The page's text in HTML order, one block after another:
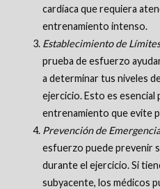
cardíaca que requiera
entrenamiento intenso.
Establecimiento de
prueba de esfuerzo
a determinar tus niveles
ejercicio. Esto es esencial
entrenamiento que evite
Prevención de
esfuerzo puede prevenir
durante el ejercicio. Si
subyacente, los médicos